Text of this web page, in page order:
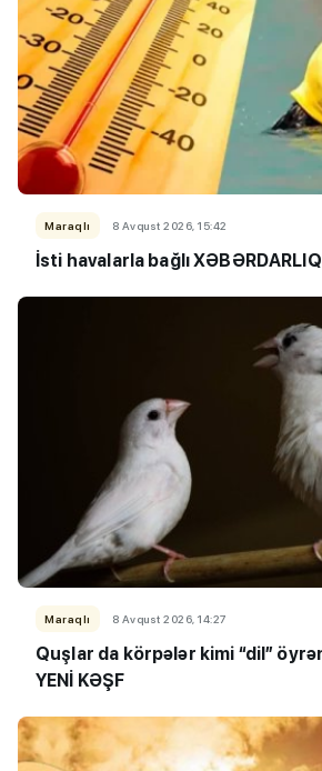
Maraqlı 8 Avqust 2026, 15:42
İsti havalarla bağlı XƏBƏRDARLIQ
Maraqlı 8 Avqust 2026, 14:27
Quşlar da körpələr kimi “dil”
YENİ KƏŞF